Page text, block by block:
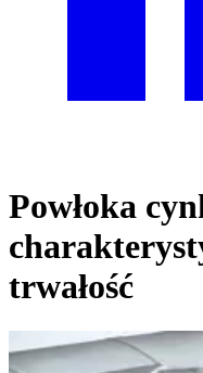
Powłoka
trwałość